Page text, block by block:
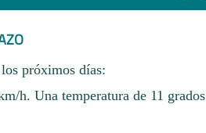
próximos días:
h. Una temperatura de 11